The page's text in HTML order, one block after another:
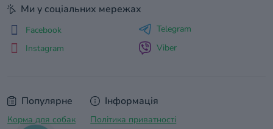
Популярне
Корма для собак
Інформація
Політика приватності
Ми у соціальних мережах
Facebook
Instagram
Telegram
Viber